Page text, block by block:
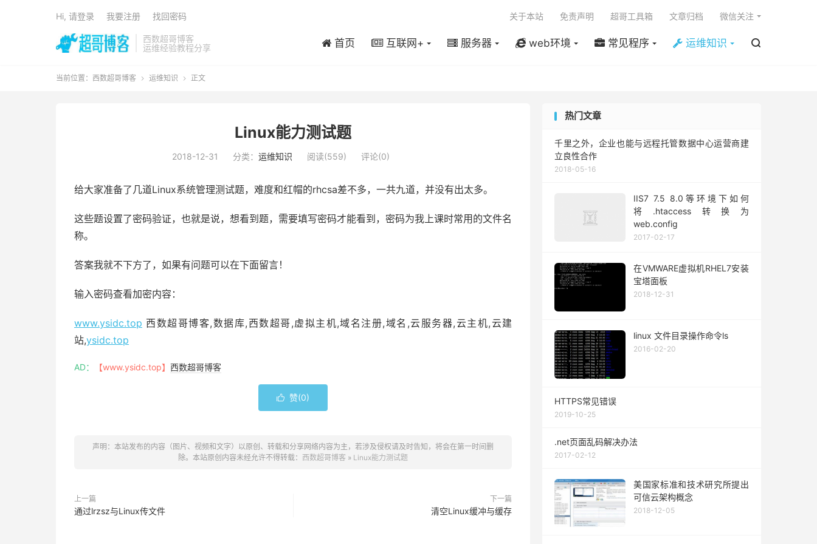
西数超哥博客
运维经验教程分享
首页 互联网+ 服务器 web环境 常见程序 运维知识 
关于本站 免责声明 超哥工具箱 文章归档 微信关注
Hi, 请登录 我要注册 找回密码
当前位置： 西数超哥博客  运维知识  正文
Linux能力测试题
2018-12-31 分类： 运维知识 阅读(559) 评论(0)
给大家准备了几道Linux系统管理测试题，难度和红帽的rhcsa差不多，一共九道，并没有出太多。
这些题设置了密码验证，也就是说，想看到题，需要填写密码才能看到，密码为我上课时常用的文件名
称。
答案我就不下方了，如果有问题可以在下面留言！
输入密码查看加密内容：
www.ysidc.top 西数超哥博客,数据库,西数超哥,虚拟主机,域名注册,域名,云服务器,云主机,云建
站,ysidc.top
AD： 【www.ysidc.top】 西数超哥博客
 赞(0)
声明：本站发布的内容（图片、视频和文字）以原创、转载和分享网络内容为主，若涉及侵权请及时告知，将会在第一时间删
除。本站原创内容未经允许不得转载： 西数超哥博客 » Linux能力测试题
上一篇
通过lrzsz与Linux传文件
下一篇
清空Linux缓冲与缓存
热门文章
千里之外，企业也能与远程托管数据中心运营商建
立良性合作
2018-05-16
IIS7 7.5 8.0等环境下如何
将.htaccess转换为
web.config
2017-02-17
在VMWARE虚拟机RHEL7安装
宝塔面板
2018-12-31
linux 文件目录操作命令ls
2016-02-20
HTTPS常见错误
2019-10-25
.net页面乱码解决办法
2017-02-12
美国家标准和技术研究所提出
可信云架构概念
2018-12-05